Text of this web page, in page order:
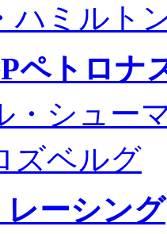
ハミルト
ペトロナ
・シュー
ズベルグ
ーシング